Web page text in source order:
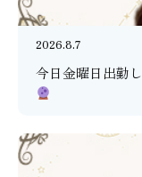
2026.8.7
今日金曜日出勤